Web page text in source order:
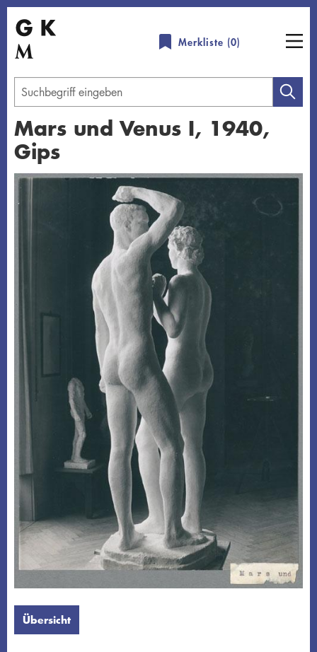
Direkt
zum
Inhalt
Merkliste (0)
Geben
Sie
einen
Suchbegriff
Mars und Venus I, 1940,
Gips
Übersicht schließen
Übersicht